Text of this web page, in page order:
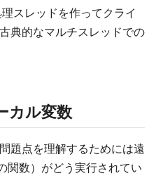
スレッドを作ってクライ
典的なマルチスレッドでの
カル変数
題点を理解するためには遠
関数）がどう実行されてい